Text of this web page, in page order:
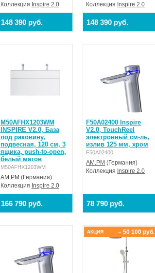
Коллекция Inspire 2.0
148 390 руб.
Коллекция Inspire 2.0
148 390 руб.
M50AFHX1203WM
INSPIRE V2.0, База
под раковину,
подвесная, 120 см, 3
ящика, push-to-open,
белый матов
M50AFHX1203WM
AM.PM (Германия)
Коллекция Inspire 2.0
166 790 руб.
F50A02400 Inspire
V2.0, TouchReel
электронный см-ль,
излив 125 мм, хром
F50A02400
AM.PM (Германия)
Коллекция Inspire 2.0
78 790 руб.
– 50 100 руб.
АКЦИЯ